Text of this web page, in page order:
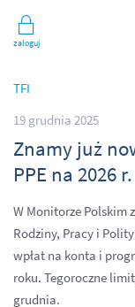
Zaloguj
TFI
19 grudnia 2025
Znamy już
PPE na 2026 r.
W Monitorze Polskim
Rodziny, Pracy i
wpłat na konta i
roku. Tegoroczne
grudnia.